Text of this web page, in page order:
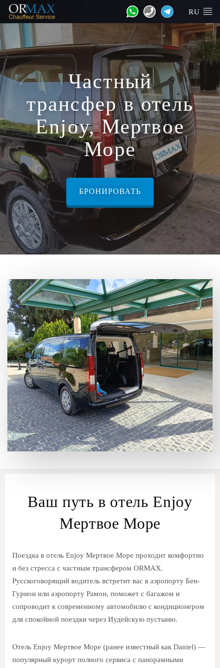
RU
Частный
трансфер в отель
Enjoy, Мертвое
Море
БРОНИРОВАТЬ
Ваш путь в отель Enjoy
Мертвое Море
Поездка в отель Enjoy Мертвое Море проходит комфортно
и без стресса с частным трансфером ORMAX.
Русскоговорящий водитель встретит вас в аэропорту Бен-
Гурион или аэропорту Рамон, поможет с багажом и
сопроводит к современному автомобилю с кондиционером
для спокойной поездки через Иудейскую пустыню.
Отель Enjoy Мертвое Море (ранее известный как Daniel) —
популярный курорт полного сервиса с панорамными